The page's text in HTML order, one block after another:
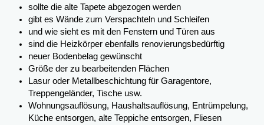
sollte die alte Tapete abgezogen werden
gibt es Wände zum Verspachteln und Schleifen
und wie sieht es mit den Fenstern und Türen aus
sind die Heizkörper ebenfalls renovierungsbedürftig
neuer Bodenbelag gewünscht
Größe der zu bearbeitenden Flächen
Lasur oder Metallbeschichtung für Garagentore,
Treppengeländer, Tische usw.
Wohnungsauflösung, Haushaltsauflösung, Entrümpelung,
Küche entsorgen, alte Teppiche entsorgen, Fliesen